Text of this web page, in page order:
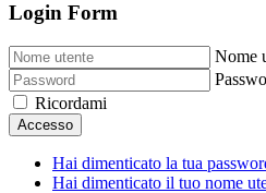
Login Form
Nome
Ricordami
Accesso
Hai dimenticato la tua
Hai dimenticato il tuo nome